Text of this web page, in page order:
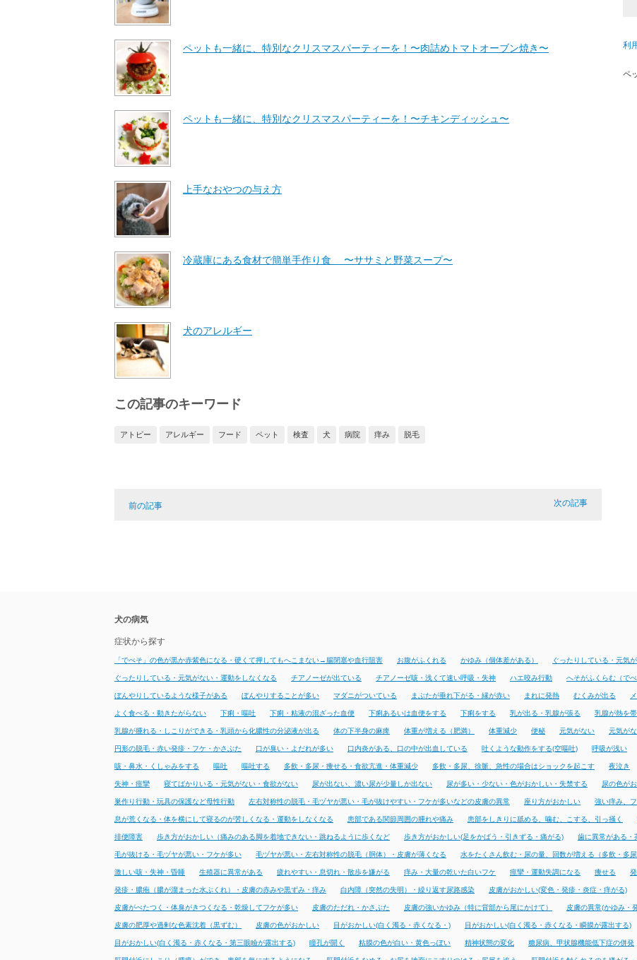
ペットも一緒に、特別なクリスマスパーティーを！〜肉詰めトマトオーブン焼き〜
ペットも一緒に、特別なクリスマスパーティーを！〜チキンディッシュ〜
上手なおやつの与え方
冷蔵庫にある食材で簡単手作り食 〜ササミと野菜スープ〜
犬のアレルギー
この記事のキーワード
アトピー アレルギー フード ペット 検査 犬 病院 痒み 脱毛
前の記事 次の記事
利
ペ
犬の病気
症状から探す
「でべそ」の色が黒か赤紫色になる・硬くて押してもへこまない→腸閉塞や血行阻害 お腹がふくれる かゆみ（個体差がある） ぐったりしている・元気
ぐったりしている・元気がない・運動をしなくなる チアノーゼが出ている チアノーゼ咳・浅くて速い呼吸・失神 ハエ咬み行動 へそがふくらむ（で
ぼんやりしているような様子がある ぼんやりすることが多い マダニがついている まぶたが垂れ下がる・縁が赤い まれに発熱 むくみが出る
よく食べる・動きたがらない 下痢・嘔吐 下痢・粘液の混ざった血便 下痢あるいは血便をする 下痢をする 乳が出る・乳腺が張る 乳腺が熱を
乳腺が腫れる・しこりができる・乳頭から化膿性の分泌液が出る 体の下半身の麻痺 体重が増える（肥満） 体重減少 便秘 元気がない 元気が
円形の脱毛・赤い発疹・フケ・かさぶた 口が臭い・よだれが多い 口内炎がある、口の中が出血している 吐くような動作をする(空嘔吐) 呼吸が浅い
咳・鼻水・くしゃみをする 嘔吐 嘔吐する 多飲・多尿・痩せる・食欲亢進・体重減少 多飲・多尿、徐脈、急性の場合はショックを起こす 夜泣き
失神・痙攣 寝てばかりいる・元気がない・食欲がない 尿が出ない、濃い尿が少量しか出ない 尿が多い・少ない・色がおかしい・失禁する 尿の色が
巣作り行動・玩具の保護など母性行動 左右対称性の脱毛・毛ヅヤが悪い・毛が抜けやすい・フケが多いなどの皮膚の異常 座り方がおかしい 強い痒み、
息が荒くなる・体を横にして寝るのが苦しくなる・運動をしなくなる 患部である関節周囲の腫れや痛み 患部をしきりに舐める、噛む、こする、引っ掻く
排便障害 歩き方がおかしい（痛みのある脚を着地できない・跳ねるように歩くなど 歩き方がおかしい(足をかばう・引きずる・痛がる) 歯に異常がある・
毛が抜ける・毛ヅヤが悪い・フケが多い 毛ヅヤが悪い・左右対称性の脱毛（胴体）・皮膚が薄くなる 水をたくさん飲む・尿の量、回数が増える（多飲・多尿
激しい咳・失神・昏睡 生殖器に異常がある 疲れやすい・息切れ・散歩を嫌がる 痒み・大量の乾いた白いフケ 痙攣・運動失調になる 痩せる
発疹・膿疱（膿が溜まった水ぶくれ）・皮膚の赤みや黒ずみ・痒み 白内障（突然の失明）・繰り返す尿路感染 皮膚がおかしい(変色・発疹・炎症・痒がる)
皮膚がべたつく・体臭がきつくなる・乾燥してフケが多い 皮膚のただれ・かさぶた 皮膚の強いかゆみ（特に背部から尾にかけて） 皮膚の異常(かゆみ・
皮膚の肥厚や過剰な色素沈着（黒ずむ） 皮膚の色がおかしい 目がおかしい(白く濁る・赤くなる・) 目がおかしい(白く濁る・赤くなる・瞬膜が露出する)
目がおかしい(白く濁る・赤くなる・第三眼瞼が露出する) 瞳孔が開く 粘膜の色が白い・黄色っぽい 精神状態の変化 糖尿病、甲状腺機能低下症の併発